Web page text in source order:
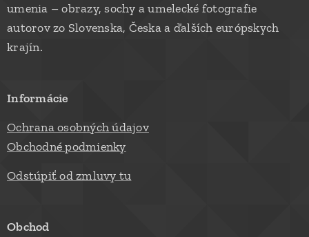
umenia – obrazy, sochy a umelecké fotografie
autorov zo Slovenska, Česka a ďalších európskych
krajín.
Informácie
Ochrana osobných údajov
Obchodné podmienky
Odstúpiť od zmluvy tu
Obchod